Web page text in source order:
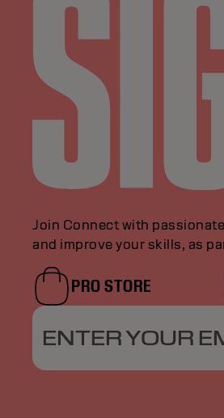
Join Connect with
and improve your skills, as
PRO STORE
ENTER YOUR